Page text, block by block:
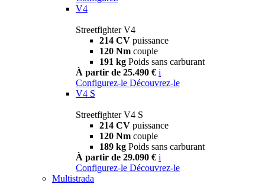
V4
Streetfighter V4
214 CV puissance
120 Nm couple
191 kg Poids sans carburant
À partir de 25.490 € i
Configurez-le Découvrez-le
V4 S
Streetfighter V4 S
214 CV puissance
120 Nm couple
189 kg Poids sans carburant
À partir de 29.090 € i
Configurez-le Découvrez-le
Multistrada